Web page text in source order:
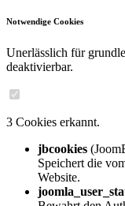
Notwendige Cookies
Unerlässlich für
deaktivierbar.
3 Cookies erkannt.
jbcookies
Speichert die
Website.